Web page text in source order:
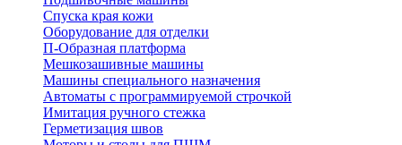
Спуска края кожи
Оборудование для отделки
П-Образная платформа
Мешкозашивные машины
Машины специального назначения
Автоматы с программируемой строчкой
Имитация ручного стежка
Герметизация швов